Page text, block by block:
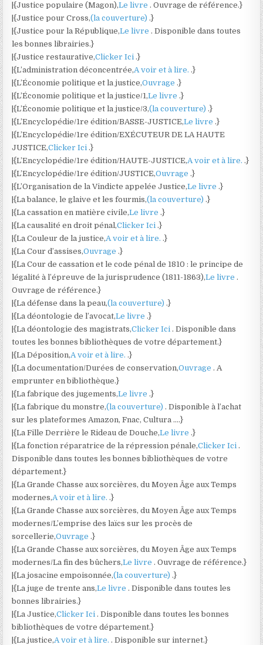
|{Justice populaire (Magon),Le livre. Ouvrage de référence.}
|{Justice pour Cross,(la couverture).}
|{Justice pour la République,Le livre. Disponible dans toutes
les bonnes librairies.}
|{Justice restaurative,Clicker Ici.}
|{L’administration déconcentrée,A voir et à lire..}
|{L’Économie politique et la justice,Ouvrage.}
|{L’Économie politique et la justice/1,Le livre.}
|{L’Économie politique et la justice/3,(la couverture).}
|{L’Encyclopédie/1re édition/BASSE-JUSTICE,Le livre.}
|{L’Encyclopédie/1re édition/EXÉCUTEUR DE LA HAUTE
JUSTICE,Clicker Ici.}
|{L’Encyclopédie/1re édition/HAUTE-JUSTICE,A voir et à lire..}
|{L’Encyclopédie/1re édition/JUSTICE,Ouvrage.}
|{L’Organisation de la Vindicte appelée Justice,Le livre.}
|{La balance, le glaive et les fourmis,(la couverture).}
|{La cassation en matière civile,Le livre.}
|{La causalité en droit pénal,Clicker Ici.}
|{La Couleur de la justice,A voir et à lire..}
|{La Cour d’assises,Ouvrage.}
|{La Cour de cassation et le code pénal de 1810 : le principe de
légalité à l’épreuve de la jurisprudence (1811-1863),Le livre.
Ouvrage de référence.}
|{La défense dans la peau,(la couverture).}
|{La déontologie de l’avocat,Le livre.}
|{La déontologie des magistrats,Clicker Ici. Disponible dans
toutes les bonnes bibliothèques de votre département.}
|{La Déposition,A voir et à lire..}
|{La documentation/Durées de conservation,Ouvrage. A
emprunter en bibliothèque.}
|{La fabrique des jugements,Le livre.}
|{La fabrique du monstre,(la couverture). Disponible à l’achat
sur les plateformes Amazon, Fnac, Cultura ….}
|{La Fille Derrière le Rideau de Douche,Le livre.}
|{La fonction réparatrice de la répression pénale,Clicker Ici.
Disponible dans toutes les bonnes bibliothèques de votre
département.}
|{La Grande Chasse aux sorcières, du Moyen Âge aux Temps
modernes,A voir et à lire..}
|{La Grande Chasse aux sorcières, du Moyen Âge aux Temps
modernes/L’emprise des laïcs sur les procès de
sorcellerie,Ouvrage.}
|{La Grande Chasse aux sorcières, du Moyen Âge aux Temps
modernes/La fin des bûchers,Le livre. Ouvrage de référence.}
|{La josacine empoisonnée,(la couverture).}
|{La juge de trente ans,Le livre. Disponible dans toutes les
bonnes librairies.}
|{La Justice,Clicker Ici. Disponible dans toutes les bonnes
bibliothèques de votre département.}
|{La justice,A voir et à lire.. Disponible sur internet.}